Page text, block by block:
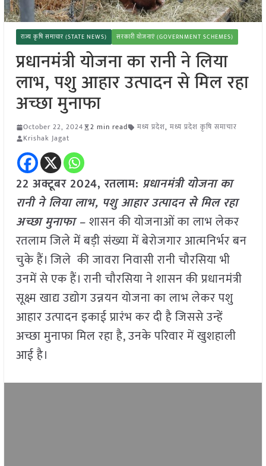
राज्य कृषि समाचार (STATE NEWS) सरकारी योजनाएं (GOVERNMENT SCHEMES)
प्रधानमंत्री योजना का रानी ने लिया
लाभ, पशु आहार उत्पादन से मिल रहा
अच्छा मुनाफा
October 22, 2024 2 min read मध्य प्रदेश, मध्य प्रदेश कृषि समाचार
Krishak Jagat
22 अक्टूबर 2024, रतलाम: प्रधानमंत्री योजना का
रानी ने लिया लाभ, पशु आहार उत्पादन से मिल रहा
अच्छा मुनाफा –शासन की योजनाओं का लाभ लेकर
रतलाम जिले में बड़ी संख्या में बेरोजगार आत्मनिर्भर बन
चुके हैं। जिले की जावरा निवासी रानी चौरसिया भी
उनमें से एक हैं। रानी चौरसिया ने शासन की प्रधानमंत्री
सूक्ष्म खाद्य उद्योग उन्नयन योजना का लाभ लेकर पशु
आहार उत्पादन इकाई प्रारंभ कर दी है जिससे उन्हें
अच्छा मुनाफा मिल रहा है, उनके परिवार में खुशहाली
आई है।